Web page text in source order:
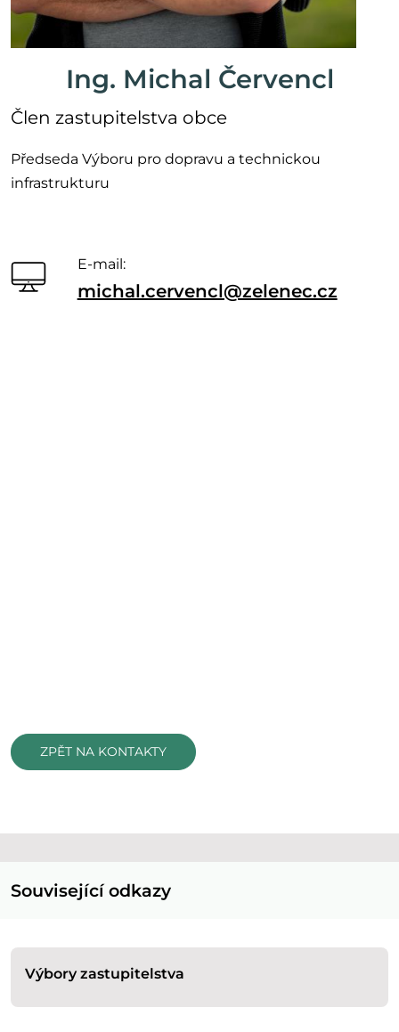
Ing. Michal Červencl
Člen zastupitelstva obce
Předseda Výboru pro dopravu a technickou
infrastrukturu
E-mail:
michal.cervencl@zelenec.cz
ZPĚT NA KONTAKTY
Související odkazy
Výbory zastupitelstva